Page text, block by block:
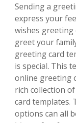
Sending a
express your
wishes greeting
greet your
greeting card
is special. This
online greeting
rich collection
card templates.
options can all